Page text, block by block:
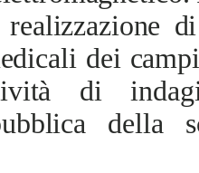
dei
di